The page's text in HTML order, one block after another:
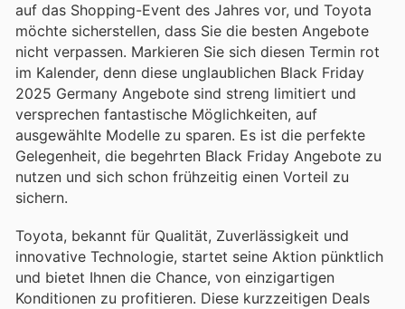
auf das Shopping-Event des Jahres vor, und Toyota
möchte sicherstellen, dass Sie die besten Angebote
nicht verpassen. Markieren Sie sich diesen Termin rot
im Kalender, denn diese unglaublichen Black Friday
2025 Germany Angebote sind streng limitiert und
versprechen fantastische Möglichkeiten, auf
ausgewählte Modelle zu sparen. Es ist die perfekte
Gelegenheit, die begehrten Black Friday Angebote zu
nutzen und sich schon frühzeitig einen Vorteil zu
sichern.
Toyota, bekannt für Qualität, Zuverlässigkeit und
innovative Technologie, startet seine Aktion pünktlich
und bietet Ihnen die Chance, von einzigartigen
Konditionen zu profitieren. Diese kurzzeitigen Deals